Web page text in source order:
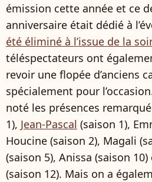
émission cette année et ce
anniversaire était dédié à
été éliminé à l’issue de la
téléspectateurs ont
revoir une flopée d’anciens
spécialement pour
noté les présences
1), Jean-Pascal (saison 1),
Houcine (saison 2), Magali
(saison 5), Anissa (saison
(saison 12). Mais on a